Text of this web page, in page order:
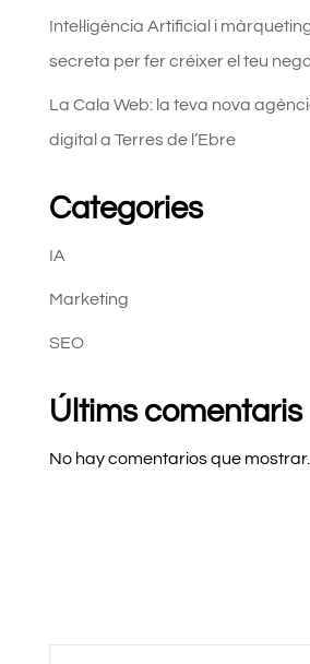
Intel·ligència Artificial i
secreta per fer créixer el teu
La Cala Web: la teva nova
digital a Terres de l’Ebre
Categories
IA
Marketing
SEO
Últims comentaris
No hay comentarios que mostrar.